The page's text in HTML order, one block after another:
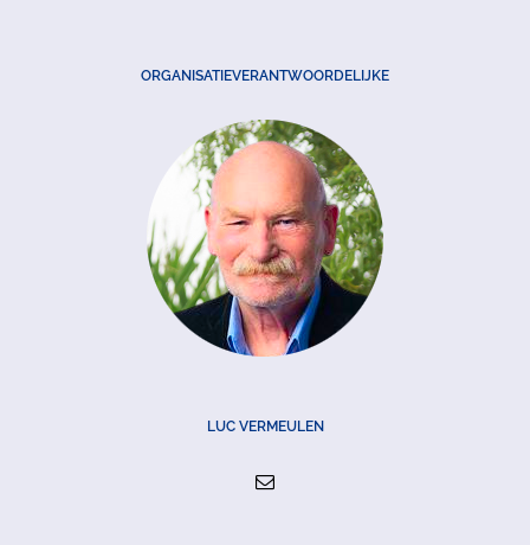
ORGANISATIEVERANTWOORDELIJKE
LUC VERMEULEN